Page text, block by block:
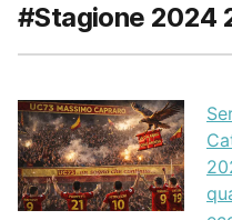
#Stagione 2024